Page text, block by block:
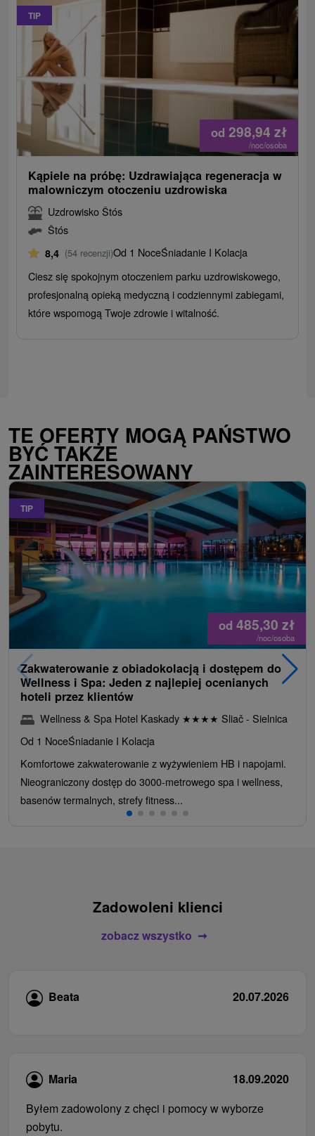
TIP
od 298,94 zł
/noc/osoba
Kąpiele na próbę: Uzdrawiająca regeneracja w
malowniczym otoczeniu uzdrowiska
Uzdrowisko Štós
Štós
8,4 (54 recenzji)Od 1 NoceŚniadanie I Kolacja
Ciesz się spokojnym otoczeniem parku uzdrowiskowego,
profesjonalną opieką medyczną i codziennymi zabiegami,
które wspomogą Twoje zdrowie i witalność.
TE OFERTY MOGĄ PAŃSTWO
BYĆ TAKŻE
ZAINTERESOWANY
TIP
od 485,30 zł
/noc/osoba
Zakwaterowanie z obiadokolacją i dostępem do
Wellness i Spa: Jeden z najlepiej ocenianych
hoteli przez klientów
Wellness & Spa Hotel Kaskady ★★★★ Sliač - Sielnica
Od 1 NoceŚniadanie I Kolacja
Komfortowe zakwaterowanie z wyżywieniem HB i napojami.
Nieograniczony dostęp do 3000-metrowego spa i wellness,
basenów termalnych, strefy fitness...
Zadowoleni klienci
zobacz wszystko
Beata 20.07.2026
Maria
18.09.2020
Byłem zadowolony z chęci i pomocy w wyborze
pobytu.